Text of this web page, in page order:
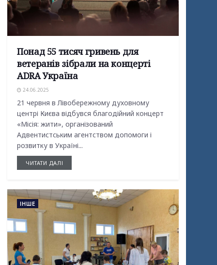
Понад 55 тисяч гривень для
ветеранів зібрали на концерті
ADRA Україна
24.06.2025
21 червня в Лівобережному духовному
центрі Києва відбувся благодійний концерт
«Місія: жити», організований
Адвентистським агентством допомоги і
розвитку в Україні...
ЧИТАТИ ДАЛІ
ІНШЕ